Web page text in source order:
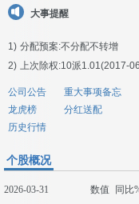
大事提醒
1) 分配预案:不分配不转增
2) 上次除权:10派1.01(2017-
公司公告 重大事项备忘
龙虎榜
分红送配
历史行情
个股概况
2026-03-31 数值 同比